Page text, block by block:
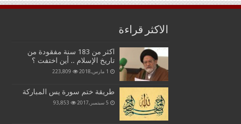
الاكثر قراءة
اكثر من 183 سنة مفقودة من
تاريخ الإسلام .. أين اختفت ؟
1 مارس,2018 223,809
طريقة ختم سورة يس المباركة
5 سبتمبر,2017 93,853